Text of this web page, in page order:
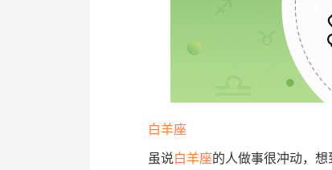
白羊座
虽说白羊座的人做事很冲动，